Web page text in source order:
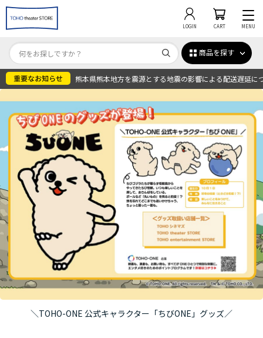
LOGIN CART MENU
商品を探す
熊本県熊本地方を震源とする地震の影響による配送遅延に
＼TOHO-ONE 公式キャラクター「ちびONE」グッズ／